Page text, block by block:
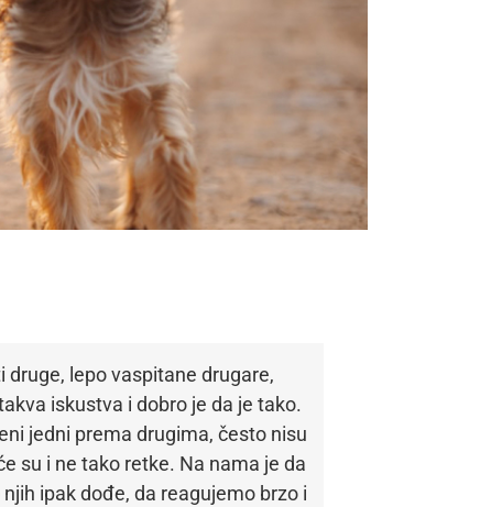
lepo vaspitane drugare,
iskustva i dobro je da je tako.
jedni prema drugima, često nisu
su i ne tako retke. Na nama je da
ipak dođe, da reagujemo brzo i